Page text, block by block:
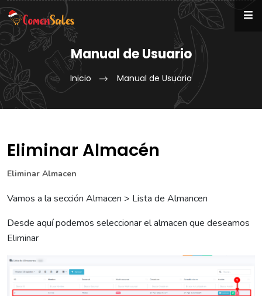
Manual de Usuario
Inicio Manual de Usuario
Eliminar Almacén
Eliminar Almacen
Vamos a la sección Almacen > Lista de Almancen
Desde aquí podemos seleccionar el almacen que deseamos
Eliminar